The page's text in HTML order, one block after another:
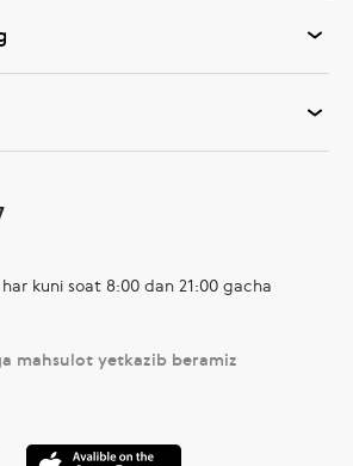
kuni soat 8:00 dan 21:00 gacha
mahsulot yetkazib beramiz